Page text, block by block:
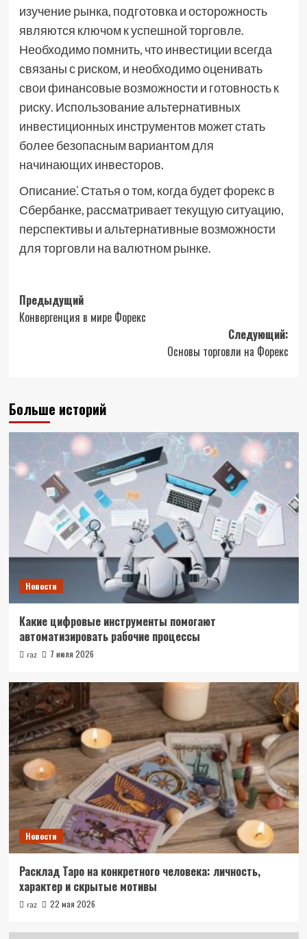
изучение рынка, подготовка и осторожность
являются ключом к успешной торговле.
Необходимо помнить, что инвестиции всегда
связаны с риском, и необходимо оценивать
свои финансовые возможности и готовность к
риску. Использование альтернативных
инвестиционных инструментов может стать
более безопасным вариантом для
начинающих инвесторов.
Описание⁚ Статья о том, когда будет форекс в
Сбербанке, рассматривает текущую ситуацию,
перспективы и альтернативные возможности
для торговли на валютном рынке.
Навигация
записи
Предыдущий
Конвергенция в мире Форекс
Следующий:
Основы торговли на Форекс
Больше историй
Новости
Какие цифровые инструменты помогают
автоматизировать рабочие процессы
raz 7 июля 2026
Новости
Расклад Таро на конкретного человека: личность,
характер и скрытые мотивы
raz 22 мая 2026